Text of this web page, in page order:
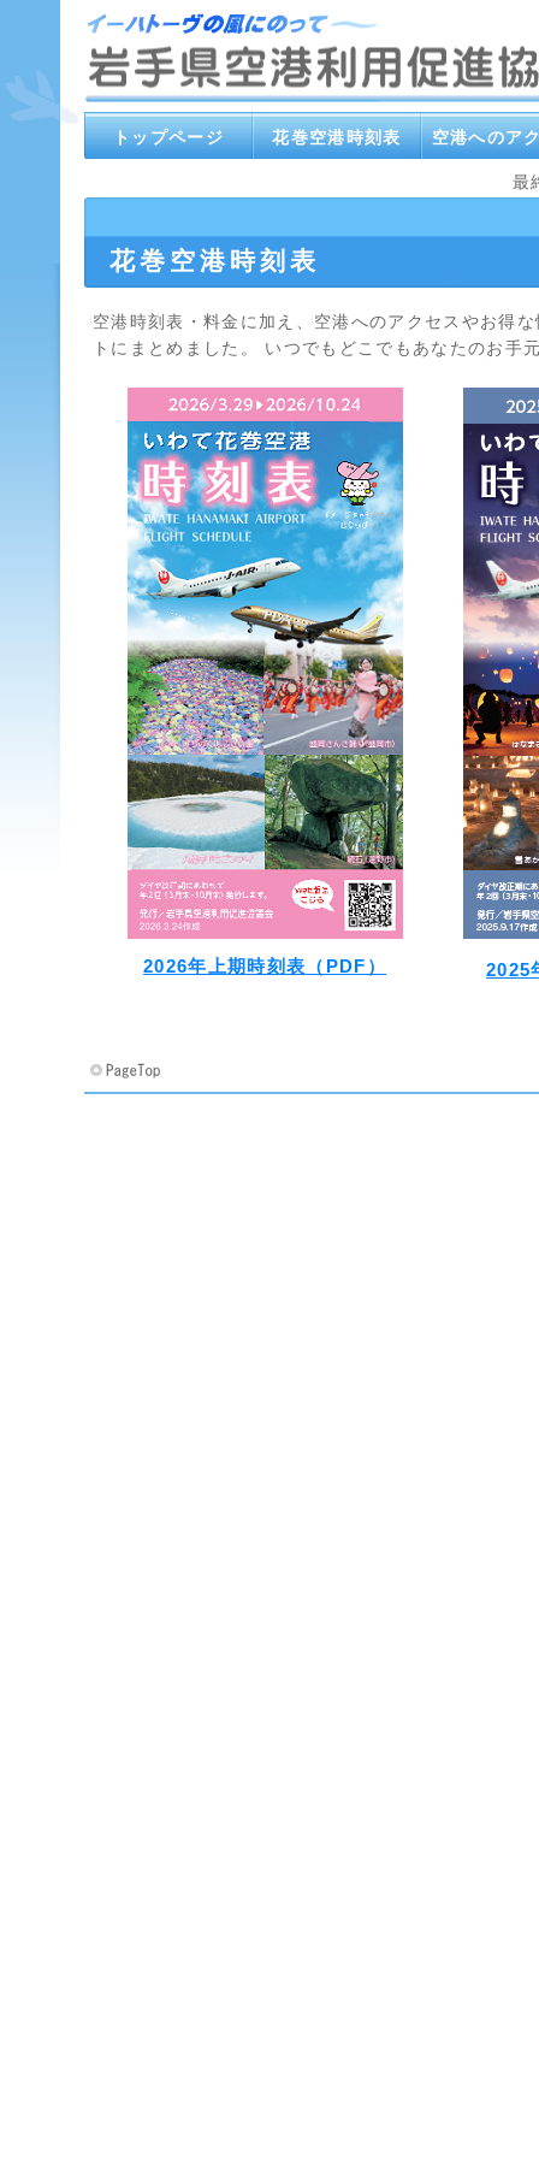
最
花巻空港時刻表
空港時刻表・料金に加え、空港へのアクセスやお得
トにまとめました。 いつでもどこでもあなたのお手
2026年上期時刻表（PDF） 2025
トップページ 花巻空港時刻表 空港へのア